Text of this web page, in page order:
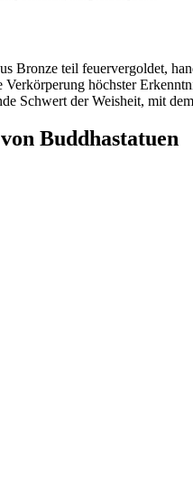
Bronze teil feuervergoldet,
höchster
Schwert der Weisheit, mit
Buddhastatuen